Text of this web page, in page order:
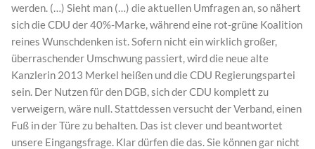
werden. (…) Sieht man (…) die aktuellen Umfragen an, so nähert
sich die CDU der 40%-Marke, während eine rot-grüne Koalition
reines Wunschdenken ist. Sofern nicht ein wirklich großer,
überraschender Umschwung passiert, wird die neue alte
Kanzlerin 2013 Merkel heißen und die CDU Regierungspartei
sein. Der Nutzen für den DGB, sich der CDU komplett zu
verweigern, wäre null. Stattdessen versucht der Verband, einen
Fuß in der Türe zu behalten. Das ist clever und beantwortet
unsere Eingangsfrage. Klar dürfen die das. Sie können gar nicht